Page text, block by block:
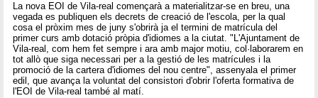
La nova EOI de Vila-real començarà a materialitzar-se en breu, una
vegada es publiquen els decrets de creació de l'escola, per la qual
cosa el pròxim mes de juny s'obrirà ja el termini de matrícula del
primer curs amb dotació pròpia d'idiomes a la ciutat. "L'Ajuntament de
Vila-real, com hem fet sempre i ara amb major motiu, col·laborarem en
tot allò que siga necessari per a la gestió de les matrícules i la
promoció de la cartera d'idiomes del nou centre", assenyala el primer
edil, que avança la voluntat del consistori d'obrir l'oferta formativa de
l'EOI de Vila-real també al matí.